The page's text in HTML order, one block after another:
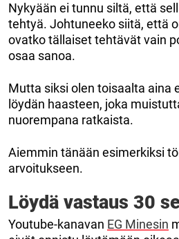
Nykyään ei tunnu siltä, ​​että
tehtyä. Johtuneeko siitä, että
ovatko tällaiset tehtävät vain
osaa sanoa.
Mutta siksi olen toisaalta aina
löydän haasteen, joka
nuorempana ratkaista.
Aiemmin tänään esimerkiksi
arvoitukseen.
Löydä vastaus 30
Youtube-kanavan EG Minesin